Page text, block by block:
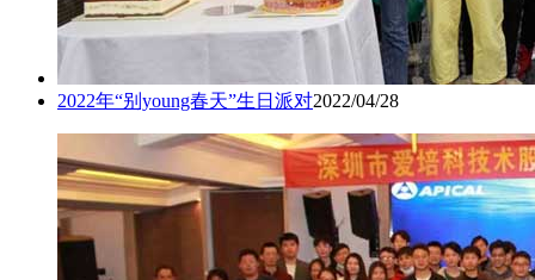
2022年“别young春天”生日派对2022/04/28